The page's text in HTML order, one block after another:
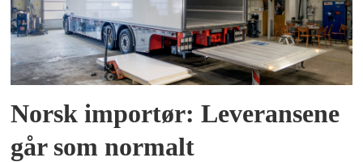
Norsk importør: Leveransene
går som normalt